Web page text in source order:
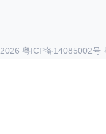
2026 粤ICP备14085002号